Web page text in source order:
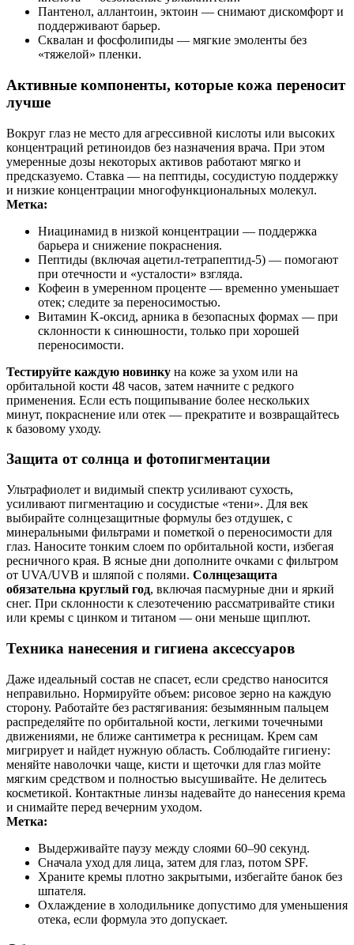
Пантенол, аллантоин, эктоин — снимают дискомфорт и
поддерживают барьер.
Сквалан и фосфолипиды — мягкие эмоленты без
«тяжелой» пленки.
Активные компоненты, которые кожа переносит
лучше
Вокруг глаз не место для агрессивной кислоты или высоких
концентраций ретиноидов без назначения врача. При этом
умеренные дозы некоторых активов работают мягко и
предсказуемо. Ставка — на пептиды, сосудистую поддержку
и низкие концентрации многофункциональных молекул.
Метка:
Ниацинамид в низкой концентрации — поддержка
барьера и снижение покраснения.
Пептиды (включая ацетил-тетрапептид-5) — помогают
при отечности и «усталости» взгляда.
Кофеин в умеренном проценте — временно уменьшает
отек; следите за переносимостью.
Витамин K-оксид, арника в безопасных формах — при
склонности к синюшности, только при хорошей
переносимости.
Тестируйте каждую новинку на коже за ухом или на
орбитальной кости 48 часов, затем начните с редкого
применения. Если есть пощипывание более нескольких
минут, покраснение или отек — прекратите и возвращайтесь
к базовому уходу.
Защита от солнца и фотопигментации
Ультрафиолет и видимый спектр усиливают сухость,
усиливают пигментацию и сосудистые «тени». Для век
выбирайте солнцезащитные формулы без отдушек, с
минеральными фильтрами и пометкой о переносимости для
глаз. Наносите тонким слоем по орбитальной кости, избегая
ресничного края. В ясные дни дополните очками с фильтром
от UVA/UVB и шляпой с полями. Солнцезащита
обязательна круглый год, включая пасмурные дни и яркий
снег. При склонности к слезотечению рассматривайте стики
или кремы с цинком и титаном — они меньше щиплют.
Техника нанесения и гигиена аксессуаров
Даже идеальный состав не спасет, если средство наносится
неправильно. Нормируйте объем: рисовое зерно на каждую
сторону. Работайте без растягивания: безымянным пальцем
распределяйте по орбитальной кости, легкими точечными
движениями, не ближе сантиметра к ресницам. Крем сам
мигрирует и найдет нужную область. Соблюдайте гигиену:
меняйте наволочки чаще, кисти и щеточки для глаз мойте
мягким средством и полностью высушивайте. Не делитесь
косметикой. Контактные линзы надевайте до нанесения крема
и снимайте перед вечерним уходом.
Метка:
Выдерживайте паузу между слоями 60–90 секунд.
Сначала уход для лица, затем для глаз, потом SPF.
Храните кремы плотно закрытыми, избегайте банок без
шпателя.
Охлаждение в холодильнике допустимо для уменьшения
отека, если формула это допускает.